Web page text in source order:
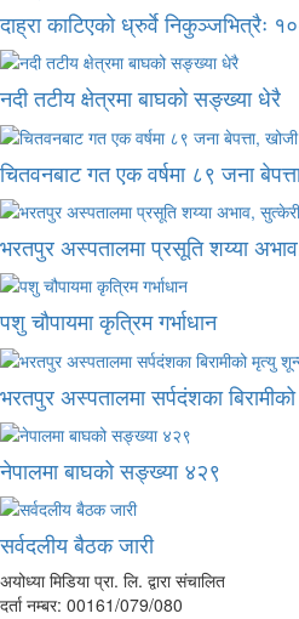
दाह्रा काटिएको ध्रुर्वे निकुञ्जभित्रैः
नदी तटीय क्षेत्रमा बाघको सङ्ख्या धेरै
चितवनबाट गत एक वर्षमा ८९ जना
भरतपुर अस्पतालमा प्रसूति शय्या
पशु चौपायमा कृत्रिम गर्भाधान
भरतपुर अस्पतालमा सर्पदंशका
नेपालमा बाघको सङ्ख्या ४२९
सर्वदलीय बैठक जारी
अयोध्या मिडिया प्रा. लि. द्वारा संचालित
दर्ता नम्बर: 00161/079/080